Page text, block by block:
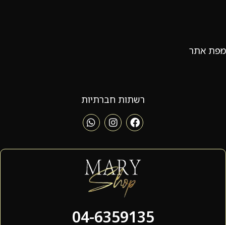
מפת אתר
רשתות חברתיות
04-6359135